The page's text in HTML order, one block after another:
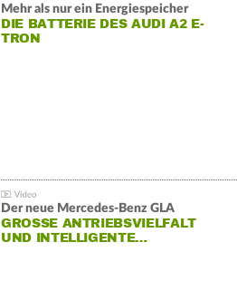
Mehr als nur ein Energiespeicher
DIE BATTERIE DES AUDI A2 E-
TRON
Der neue Mercedes-Benz GLA
GROSSE ANTRIEBSVIELFALT U
ND INTELLIGENTE…